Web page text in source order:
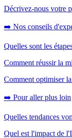
Décrivez-nous votre
➡️ Nos conseils
Quelles sont les
Comment réussir la
Comment optimiser
➡️ Pour aller plus loin
Quelles tendances
Quel est l'impact de